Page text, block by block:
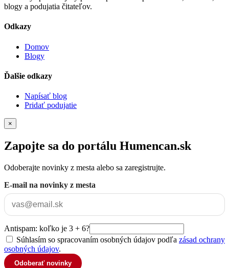
blogy a podujatia čitateľov.
Odkazy
Domov
Blogy
Ďalšie odkazy
Napísať blog
Pridať podujatie
×
Zapojte sa do portálu Humencan.sk
Odoberajte novinky z mesta alebo sa zaregistrujte.
E-mail na novinky z mesta
Antispam: koľko je 3 + 6?
Súhlasím so spracovaním osobných údajov podľa zásad ochrany
osobných údajov.
Odoberať novinky